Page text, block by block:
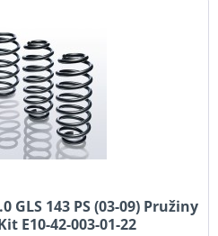
GLS 143 PS (03-09) Pružiny
E10-42-003-01-22